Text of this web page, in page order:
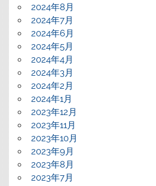
2024年8月
2024年7月
2024年6月
2024年5月
2024年4月
2024年3月
2024年2月
2024年1月
2023年12月
2023年11月
2023年10月
2023年9月
2023年8月
2023年7月